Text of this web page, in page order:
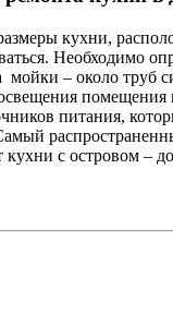
кухни,
Необходимо
– около труб
помещения
питания,
с островом –